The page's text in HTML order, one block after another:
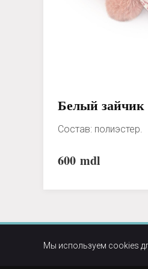
Белый зайчик
Состав: полиэстер.
600 mdl
Мы используем cookies